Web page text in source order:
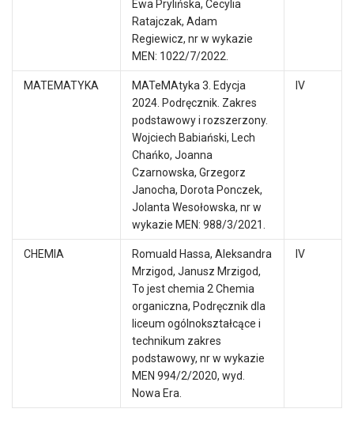
Ewa Prylińska, Cecylia
Ratajczak, Adam
Regiewicz, nr w wykazie
MEN: 1022/7/2022.
MATEMATYKA
MATeMAtyka 3. Edycja
2024. Podręcznik. Zakres
podstawowy i rozszerzony.
Wojciech Babiański, Lech
Chańko, Joanna
Czarnowska, Grzegorz
Janocha, Dorota Ponczek,
Jolanta Wesołowska, nr w
wykazie MEN: 988/3/2021.
IV
CHEMIA
Romuald Hassa, Aleksandra
Mrzigod, Janusz Mrzigod,
To jest chemia 2 Chemia
organiczna, Podręcznik dla
liceum ogólnokształcące i
technikum zakres
podstawowy, nr w wykazie
MEN 994/2/2020, wyd.
Nowa Era.
IV